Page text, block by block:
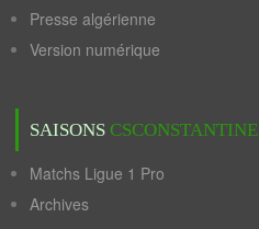
Presse algérienne
Version numérique
SAISONS CSCONSTANTINE
Matchs Ligue 1 Pro
Archives